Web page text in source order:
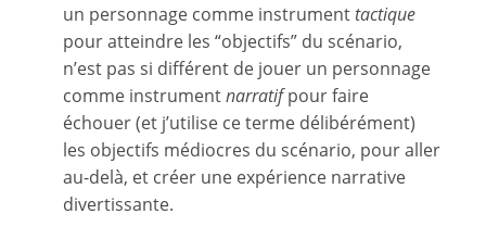
un personnage comme instrumenttactique
pour atteindre les “objectifs” du scénario,
n’est pas si différent de jouer un personnage
comme instrumentnarratifpour faire
échouer (et j’utilise ce terme délibérément)
les objectifs médiocres du scénario, pour aller
au-delà, et créer une expérience narrative
divertissante.